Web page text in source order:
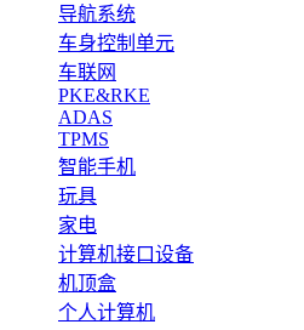
导航系统
车身控制单元
车联网
PKE&RKE
ADAS
TPMS
智能手机
玩具
家电
计算机接口设备
机顶盒
个人计算机